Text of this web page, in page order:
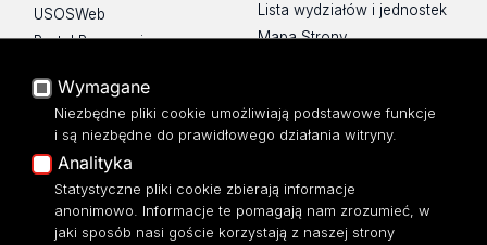
USOSWeb
Portal Pracowniczy
Platforma e-learningowa
Moodle
Eksperci UŁ
Polityka Prywatności
Dostępność
Lista wydziałów i jednostek
Mapa Strony
Wymagane
Niezbędne pliki cookie umożliwiają podstawowe funkcje
i są niezbędne do prawidłowego działania witryny.
Analityka
Statystyczne pliki cookie zbierają informacje
anonimowo. Informacje te pomagają nam zrozumieć, w
jaki sposób nasi goście korzystają z naszej strony